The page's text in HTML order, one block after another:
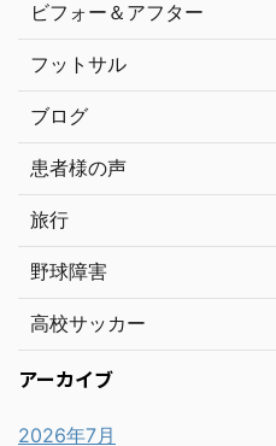
ビフォー＆アフター
フットサル
ブログ
患者様の声
旅行
野球障害
高校サッカー
アーカイブ
2026年7月